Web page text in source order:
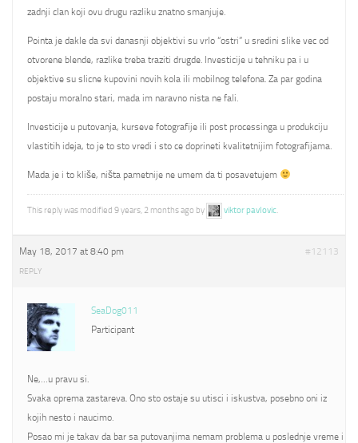
zadnji clan koji ovu drugu razliku znatno smanjuje.
Pointa je dakle da svi danasnji objektivi su vrlo “ostri” u sredini slike vec od
otvorene blende, razlike treba traziti drugde. Investicije u tehniku pa i u
objektive su slicne kupovini novih kola ili mobilnog telefona. Za par godina
postaju moralno stari, mada im naravno nista ne fali.
Investicije u putovanja, kurseve fotografije ili post processinga u produkciju
vlastitih ideja, to je to sto vredi i sto ce doprineti kvalitetnijim fotografijama.
Mada je i to kliše, ništa pametnije ne umem da ti posavetujem
This reply was modified 9 years, 2 months ago by viktor pavlovic.
May 18, 2017 at 8:40 pm #12113
REPLY
SeaDog011
Participant
Ne,…u pravu si.
Svaka oprema zastareva. Ono sto ostaje su utisci i iskustva, posebno oni iz
kojih nesto i naucimo.
Posao mi je takav da bar sa putovanjima nemam problema u poslednje vreme i